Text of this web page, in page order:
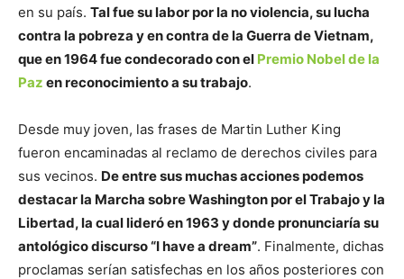
en su país. Tal fue su labor por la no violencia, su lucha
contra la pobreza y en contra de la Guerra de Vietnam,
que en 1964 fue condecorado con el Premio Nobel de la
Paz en reconocimiento a su trabajo.
Desde muy joven, las frases de Martin Luther King
fueron encaminadas al reclamo de derechos civiles para
sus vecinos. De entre sus muchas acciones podemos
destacar la Marcha sobre Washington por el Trabajo y la
Libertad, la cual lideró en 1963 y donde pronunciaría su
antológico discurso “I have a dream”. Finalmente, dichas
proclamas serían satisfechas en los años posteriores con